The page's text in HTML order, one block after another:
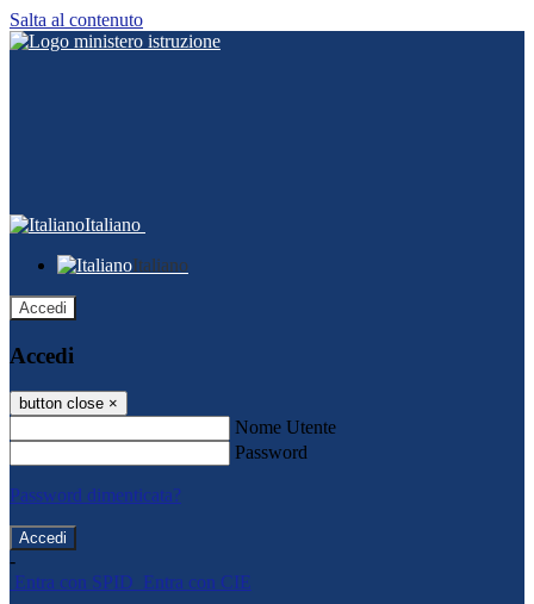
Salta al contenuto
Italiano
Italiano
Accedi
Accedi
button close ×
Nome Utente
Password
Password dimenticata?
-
Entra con SPID Entra con CIE